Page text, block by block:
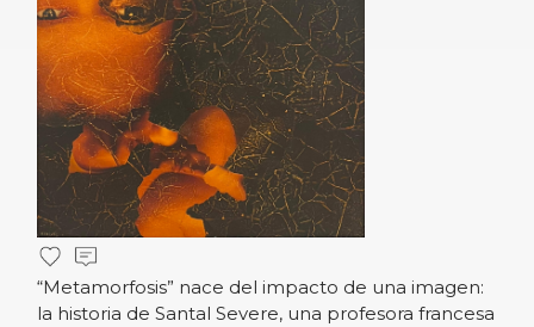
“Metamorfosis” nace del impacto de una imagen:
la historia de Santal Severe, una profesora francesa